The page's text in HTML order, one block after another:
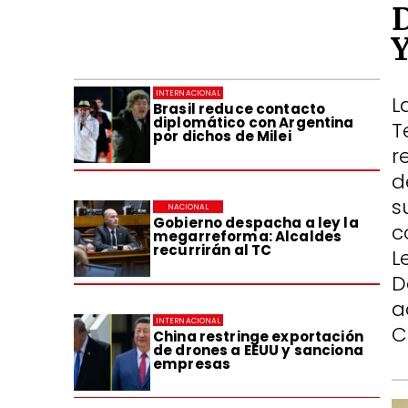
Brasil reduce contacto
diplomático con Argentina
por dichos de Milei
INTERNACIONAL
Gobierno despacha a ley la
megarreforma: Alcaldes
recurrirán al TC
NACIONAL
China restringe exportación
de drones a EEUU y sanciona
empresas
INTERNACIONAL